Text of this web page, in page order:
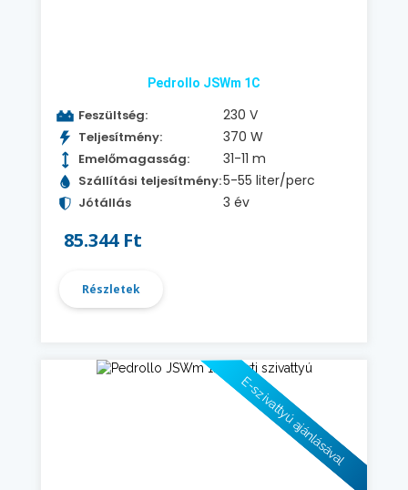
Pedrollo JSWm 1C
Feszültség: 230 V
Teljesítmény: 370 W
Emelőmagasság: 31-11 m
Szállítási teljesítmény:5-55 liter/perc
Jótállás 3 év
85.344 Ft
Részletek
E-szivattyú ajánlásával